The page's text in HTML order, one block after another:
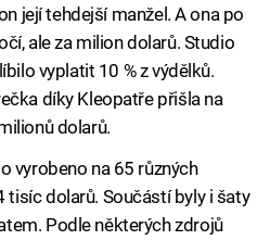
její tehdejší manžel. A ona po
ale za milion dolarů. Studio
vyplatit 10 % z výdělků.
díky Kleopatře přišla na
dolarů.
vyrobeno na 65 různých
dolarů. Součástí byly i šaty
Podle některých zdrojů